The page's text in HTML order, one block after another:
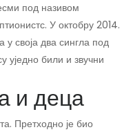
под називом
У октобру 2014.
у своја два сингла под
уједно били и звучни
и деца
Претходно је био